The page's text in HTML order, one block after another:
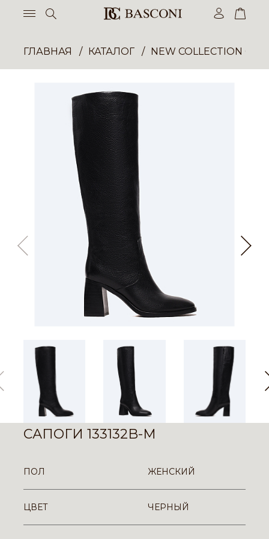
ГЛАВНАЯ КАТАЛОГ NEW COLLECTION
САПОГИ 133132B-M
ПОЛ ЖЕНСКИЙ
ЦВЕТ ЧЕРНЫЙ